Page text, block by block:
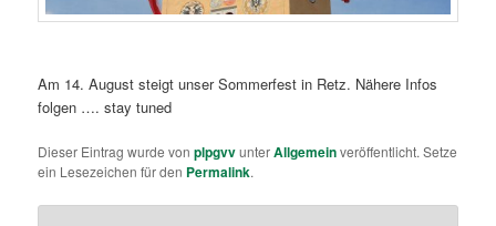
Am 14. August steigt unser Sommerfest in Retz. Nähere Infos
folgen …. stay tuned
Dieser Eintrag wurde vonplpgvvunterAllgemeinveröffentlicht. Setze
ein Lesezeichen für den Permalink.